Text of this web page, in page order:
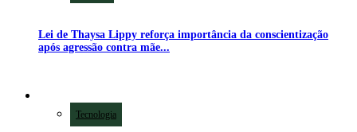
Lei de Thaysa Lippy reforça importância da conscientização
após agressão contra mãe...
Tecnologia